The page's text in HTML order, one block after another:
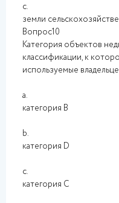
c.
земли
Вопрос10
Категория объектов
классификации, к
используемые
a.
категория B
b.
категория D
c.
категория C